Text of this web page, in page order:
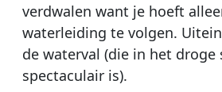
verdwalen want je hoeft
waterleiding te volgen.
de waterval (die in het droge
spectaculair is).